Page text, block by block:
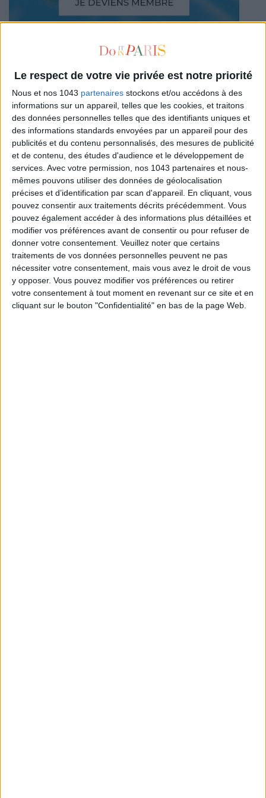
Le respect de votre vie privée est notre priorité
Nous et nos 1043 partenaires stockons et/ou accédons à des
informations sur un appareil, telles que les cookies, et traitons
des données personnelles telles que des identifiants uniques et
des informations standards envoyées par un appareil pour des
publicités et du contenu personnalisés, des mesures de publicité
et de contenu, des études d'audience et le développement de
services. Avec votre permission, nos 1043 partenaires et nous-
mêmes pouvons utiliser des données de géolocalisation
précises et d’identification par scan d'appareil. En cliquant, vous
pouvez consentir aux traitements décrits précédemment. Vous
pouvez également accéder à des informations plus détaillées et
modifier vos préférences avant de consentir ou pour refuser de
donner votre consentement. Veuillez noter que certains
traitements de vos données personnelles peuvent ne pas
nécessiter votre consentement, mais vous avez le droit de vous
y opposer. Vous pouvez modifier vos préférences ou retirer
votre consentement à tout moment en revenant sur ce site et en
cliquant sur le bouton "Confidentialité" en bas de la page Web.
AUTRES SUGGESTIONS
NOS ASTUCES POUR BIEN DORMIR CET HIVER
LA SEMAINE DE DO IT